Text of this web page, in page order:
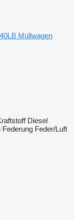
Müllwagen
Diesel
Federung Feder/Luft